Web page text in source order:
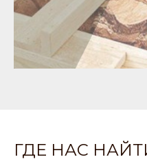
ГДЕ НАС